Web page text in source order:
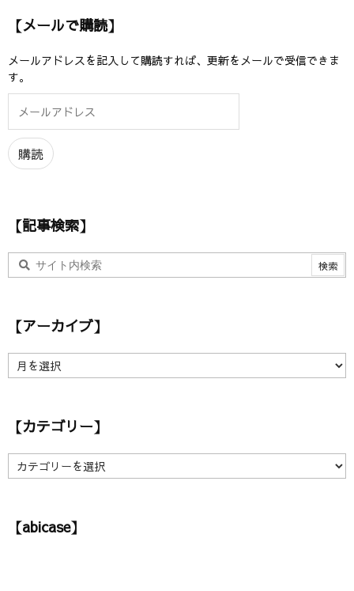
【メールで購読】
メールアドレスを記入して購読すれば、更新をメールで受信できま
す。
ル
ア
ド
購読
【記事検索】
【アーカイブ】
ア
イ
】
【カテゴリー】
【
カ
リ【abicase】